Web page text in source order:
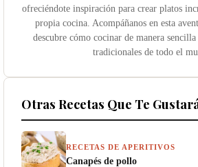
ofreciéndote inspiración para crear platos
propia cocina. Acompáñanos en esta
descubre cómo cocinar de manera
tradicionales de todo el
Otras Recetas Que Te
RECETAS DE APERITIVOS
Canapés de pollo